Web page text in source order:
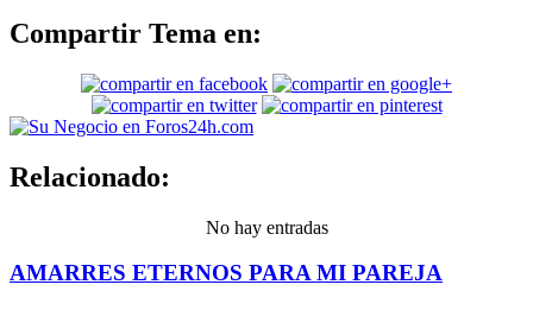
Compartir Tema en:
Relacionado:
No hay entradas
AMARRES ETERNOS PARA MI PAREJA